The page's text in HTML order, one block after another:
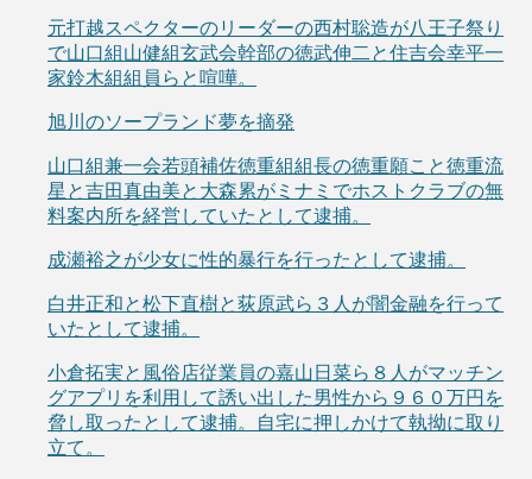
元打越スペクターのリーダーの西村聡造が八王子祭り
で山口組山健組玄武会幹部の徳武伸二と住吉会幸平一
家鈴木組組員らと喧嘩。
旭川のソープランド夢を摘発
山口組兼一会若頭補佐徳重組組長の徳重願こと徳重流
星と吉田真由美と大森累がミナミでホストクラブの無
料案内所を経営していたとして逮捕。
成瀬裕之が少女に性的暴行を行ったとして逮捕。
白井正和と松下直樹と荻原武ら３人が闇金融を行って
いたとして逮捕。
小倉拓実と風俗店従業員の嘉山日菜ら８人がマッチン
グアプリを利用して誘い出した男性から９６０万円を
脅し取ったとして逮捕。自宅に押しかけて執拗に取り
立て。